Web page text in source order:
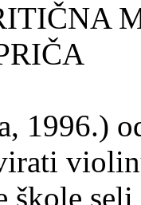
1996.)
škole